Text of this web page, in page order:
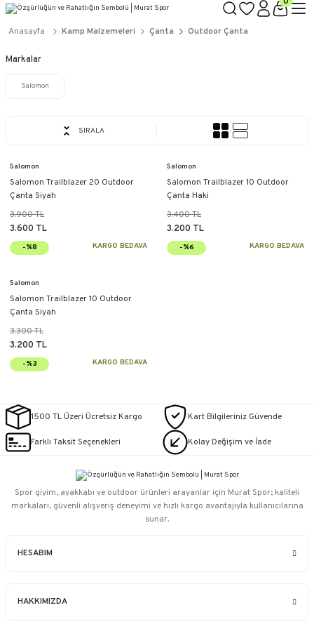
Anasayfa Kamp Malzemeleri Çanta Outdoor Çanta
Markalar
Salomon
SIRALA
Salomon
Salomon Trailblazer 20 Outdoor
Çanta Siyah
3.900 TL
3.600 TL
-%8 KARGO BEDAVA
Salomon
Salomon Trailblazer 10 Outdoor
Çanta Haki
3.400 TL
3.200 TL
-%6 KARGO BEDAVA
Salomon
Salomon Trailblazer 10 Outdoor
Çanta Siyah
3.300 TL
3.200 TL
-%3 KARGO BEDAVA
1500 TL Üzeri Ücretsiz Kargo Kart Bilgileriniz Güvende
Farklı Taksit Seçenekleri Kolay Değişim ve İade
HESABIM
HAKKIMIZDA
Spor giyim, ayakkabı ve outdoor ürünleri arayanlar için Murat Spor; kaliteli
markaları, güvenli alışveriş deneyimi ve hızlı kargo avantajıyla kullanıcılarına
sunar.